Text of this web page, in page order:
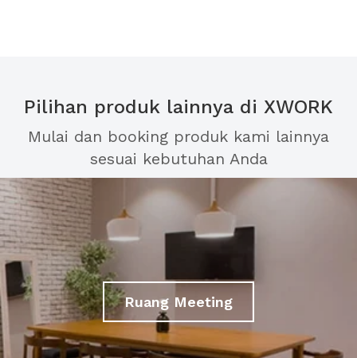
Pilihan produk lainnya di XWORK
Mulai dan booking produk kami lainnya
sesuai kebutuhan Anda
Ruang Meeting